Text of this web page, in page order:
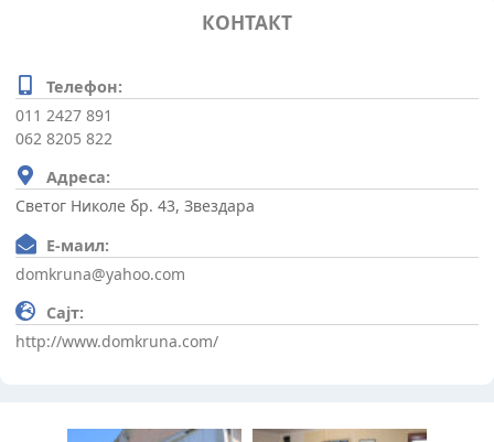
КОНТАКТ
Телефон:
011 2427 891
062 8205 822
Адреса:
Светог Николе бр. 43, Звездара
Е-маил:
domkruna@yahoo.com
Сајт:
http://www.domkruna.com/